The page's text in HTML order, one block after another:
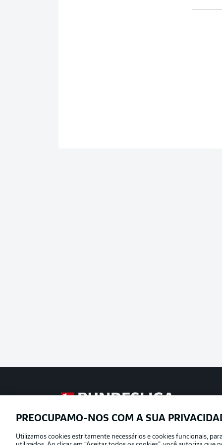
Football as it’s meant to be
Oferecido por
PREOCUPAMO-NOS COM A SUA
Utilizamos cookies estritamente necessários e cookies funcionais,